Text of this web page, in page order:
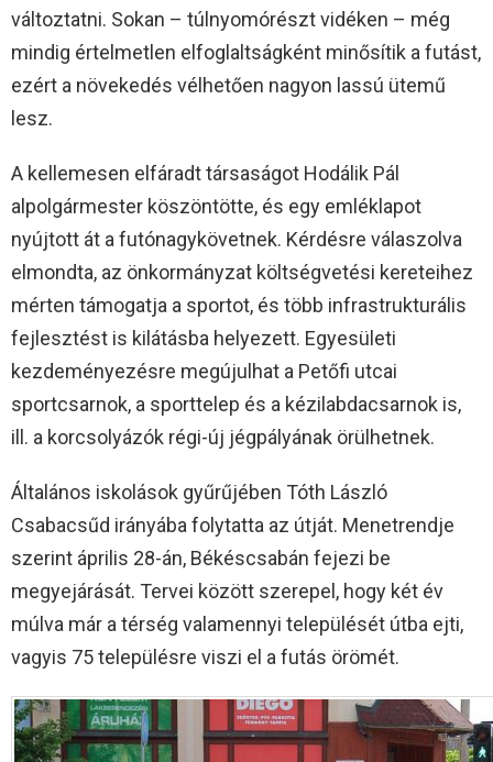
változtatni. Sokan – túlnyomórészt vidéken – még
mindig értelmetlen elfoglaltságként minősítik a futást,
ezért a növekedés vélhetően nagyon lassú ütemű
lesz.
A kellemesen elfáradt társaságot Hodálik Pál
alpolgármester köszöntötte, és egy emléklapot
nyújtott át a futónagykövetnek. Kérdésre válaszolva
elmondta, az önkormányzat költségvetési kereteihez
mérten támogatja a sportot, és több infrastrukturális
fejlesztést is kilátásba helyezett. Egyesületi
kezdeményezésre megújulhat a Petőfi utcai
sportcsarnok, a sporttelep és a kézilabdacsarnok is,
ill. a korcsolyázók régi-új jégpályának örülhetnek.
Általános iskolások gyűrűjében Tóth László
Csabacsűd irányába folytatta az útját. Menetrendje
szerint április 28-án, Békéscsabán fejezi be
megyejárását. Tervei között szerepel, hogy két év
múlva már a térség valamennyi települését útba ejti,
vagyis 75 településre viszi el a futás örömét.